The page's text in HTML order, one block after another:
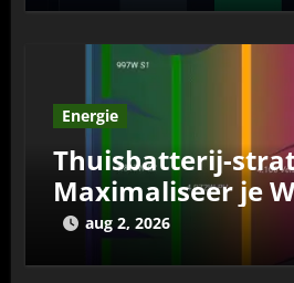
Energie
Thuisbatterij-
Maximaliseer je
Lente en Zomer
aug 2, 2026